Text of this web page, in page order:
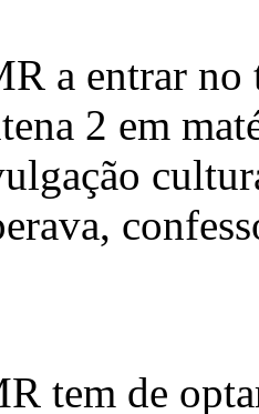
a entrar no
2 em
tem de